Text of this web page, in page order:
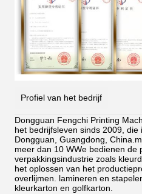
Profiel van het bedrijf
Dongguan Fengchi Printing
het bedrijfsleven sinds 2009, die
Dongguan, Guangdong,
meer dan 10 WWe bedienen de
verpakkingsindustrie zoals
het oplossen van het
overlijmen.
lamineren en
kleurkarton en golfkarton.